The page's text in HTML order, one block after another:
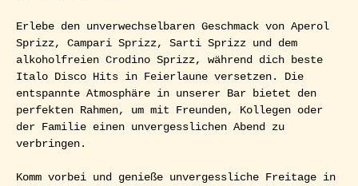
Erlebe den unverwechselbaren Geschmack von Aperol
Sprizz, Campari Sprizz, Sarti Sprizz und dem
alkoholfreien Crodino Sprizz, während dich beste
Italo Disco Hits in Feierlaune versetzen. Die
entspannte Atmosphäre in unserer Bar bietet den
perfekten Rahmen, um mit Freunden, Kollegen oder
der Familie einen unvergesslichen Abend zu
verbringen.
Komm vorbei und genieße unvergessliche Freitage in